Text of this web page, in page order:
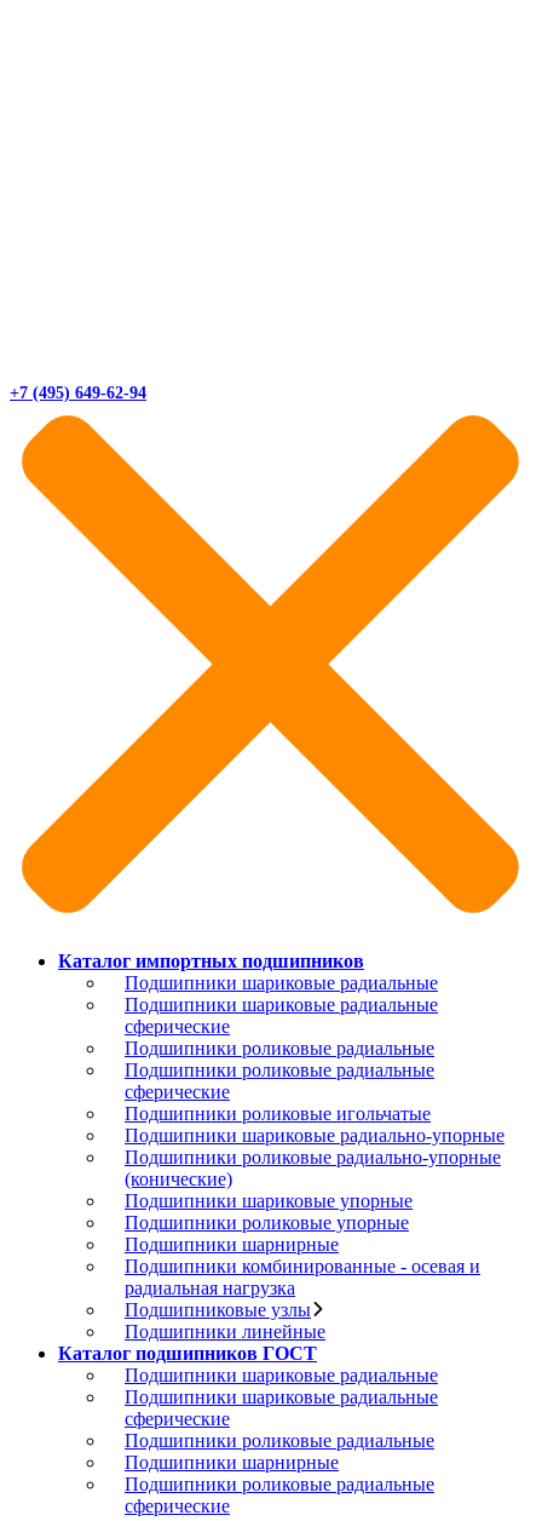
+7 (495) 649-62-94
Каталог импортных подшипников
Подшипники шариковые радиальные
Подшипники шариковые радиальные
сферические
Подшипники роликовые радиальные
Подшипники роликовые радиальные
сферические
Подшипники роликовые игольчатые
Подшипники шариковые радиально-упорные
Подшипники роликовые радиально-упорные
(конические)
Подшипники шариковые упорные
Подшипники роликовые упорные
Подшипники шарнирные
Подшипники комбинированные - осевая и
радиальная нагрузка
Подшипниковые узлы
Подшипники линейные
Каталог подшипников ГОСТ
Подшипники шариковые радиальные
Подшипники шариковые радиальные
сферические
Подшипники роликовые радиальные
Подшипники шарнирные
Подшипники роликовые радиальные
сферические